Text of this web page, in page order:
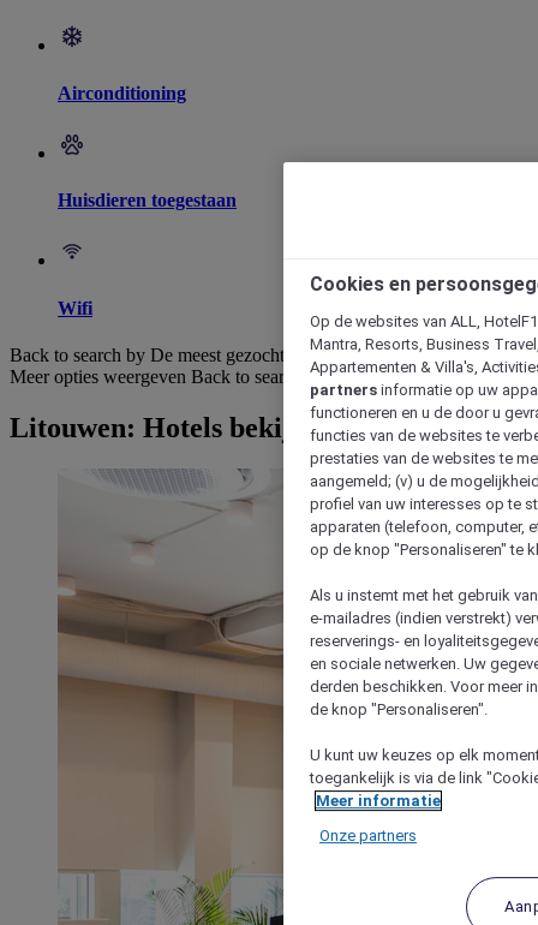
Airconditioning
Huisdieren toegestaan
Wifi
Back to search by De meest gezochte
Meer opties weergeven Back to search by categories
Litouwen: Hotels bekijken
Cookies en
Op de websites van ALL,
Mantra, Resorts, Business
Appartementen & Villa's,
partners informatie op uw
functioneren en u de door u
functies van de websites te
prestaties van de websites te
aangemeld; (v) u de
profiel van uw interesses op te
apparaten (telefoon, computer,
op de knop "Personaliseren" te
Als u instemt met het gebruik
e-mailadres (indien verstrekt)
reserverings- en
en sociale netwerken. Uw
derden beschikken. Voor meer
de knop "Personaliseren".
U kunt uw keuzes op elk
toegankelijk is via de link
Meer informatie
Onze partners